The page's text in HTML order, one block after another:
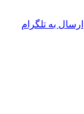
ارسال به تلگرام